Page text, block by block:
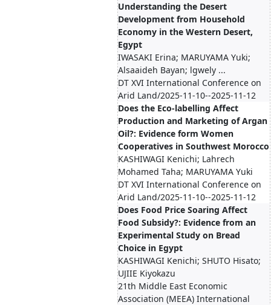
Understanding the Desert
Development from Household
Economy in the Western Desert,
Egypt
IWASAKI Erina; MARUYAMA Yuki;
Alsaaideh Bayan; lgwely ...
DT XVI International Conference on
Arid Land/2025-11-10--2025-11-12
Does the Eco-labelling Affect
Production and Marketing of Argan
Oil?: Evidence form Women
Cooperatives in Southwest Morocco
KASHIWAGI Kenichi; Lahrech
Mohamed Taha; MARUYAMA Yuki
DT XVI International Conference on
Arid Land/2025-11-10--2025-11-12
Does Food Price Soaring Affect
Food Subsidy?: Evidence from an
Experimental Study on Bread
Choice in Egypt
KASHIWAGI Kenichi; SHUTO Hisato;
UJIIE Kiyokazu
21th Middle East Economic
Association (MEEA) International